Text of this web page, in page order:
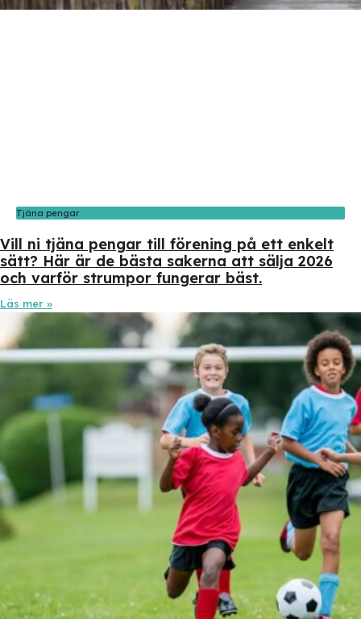
Tjäna pengar
Vill ni tjäna pengar till förening på ett enkelt
sätt? Här är de bästa sakerna att sälja 2026
och varför strumpor fungerar bäst.
Läs mer »